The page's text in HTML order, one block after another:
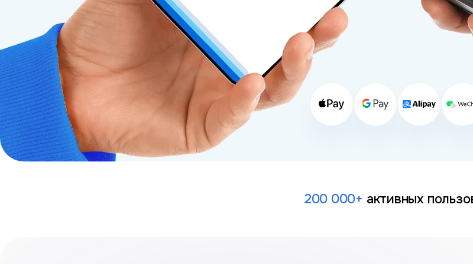
200 000+ активных
Большинство сравнений виртуальных карт концентрируется на красивых
На практике именно скрытые комиссии становятся главной причиной
Почему дешёвая карта может оказаться самой
На рынке до сих пор встречаются предложения с минимальной
Наиболее распространённые расходы:
комиссия за пополнение;
комиссия за международный перевод;
плата за неактивность;
дополнительный процент за конвертацию валют;
В отдельных случаях суммарные издержки могут достигать 10–15
Что не так с KYC у части зарубежных сервисов